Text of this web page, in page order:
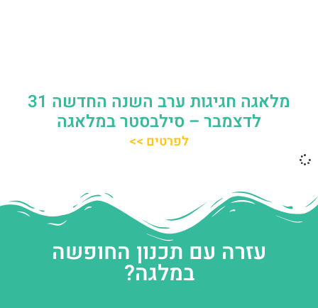
מלאגה חגיגות ערב השנה החדשה 31
לדצמבר – סילבסטר במלאגה
לפרטים >>
עזרה עם תכנון החופשה
במלגה?